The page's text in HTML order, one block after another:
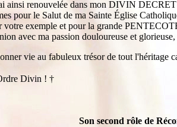
renouvelée dans mon DIVIN
pour le Salut de ma Sainte Église
exemple et pour la grande
avec ma passion douloureuse et
vie au fabuleux trésor de tout l'héritage
Divin ! †
Son second rôle de